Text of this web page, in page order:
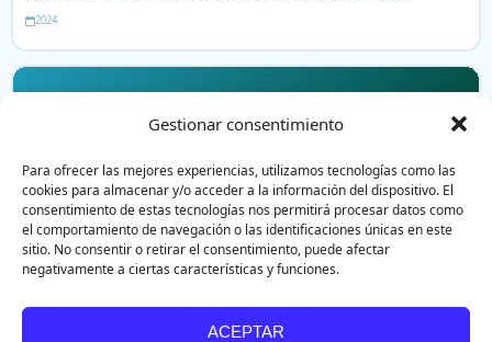
Gestionar consentimiento
Para ofrecer las mejores experiencias, utilizamos tecnologías como las
cookies para almacenar y/o acceder a la información del dispositivo. El
consentimiento de estas tecnologías nos permitirá procesar datos como
el comportamiento de navegación o las identificaciones únicas en este
sitio. No consentir o retirar el consentimiento, puede afectar
negativamente a ciertas características y funciones.
ACEPTAR
2024
PROGRAMA RADIAL
Vida laboral, académica y proyección de los Libertadores
2024